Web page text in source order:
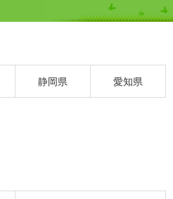
静岡県 愛知県